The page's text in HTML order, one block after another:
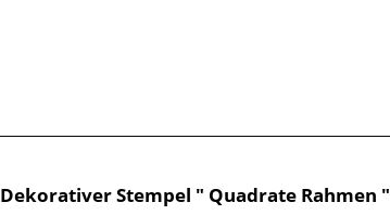
Dekorativer Stempel " Quadrate Rahmen "